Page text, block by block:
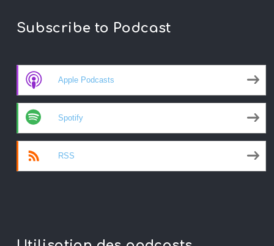
Subscribe to Podcast
Apple Podcasts
Spotify
RSS